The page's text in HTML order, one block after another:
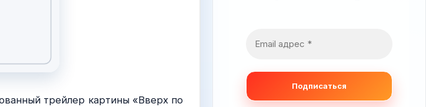
трейлер картины «Вверх по